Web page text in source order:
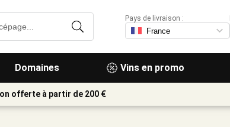
Domaines Vins en promo
Pays de livraison :
offerte à partir de 200 €